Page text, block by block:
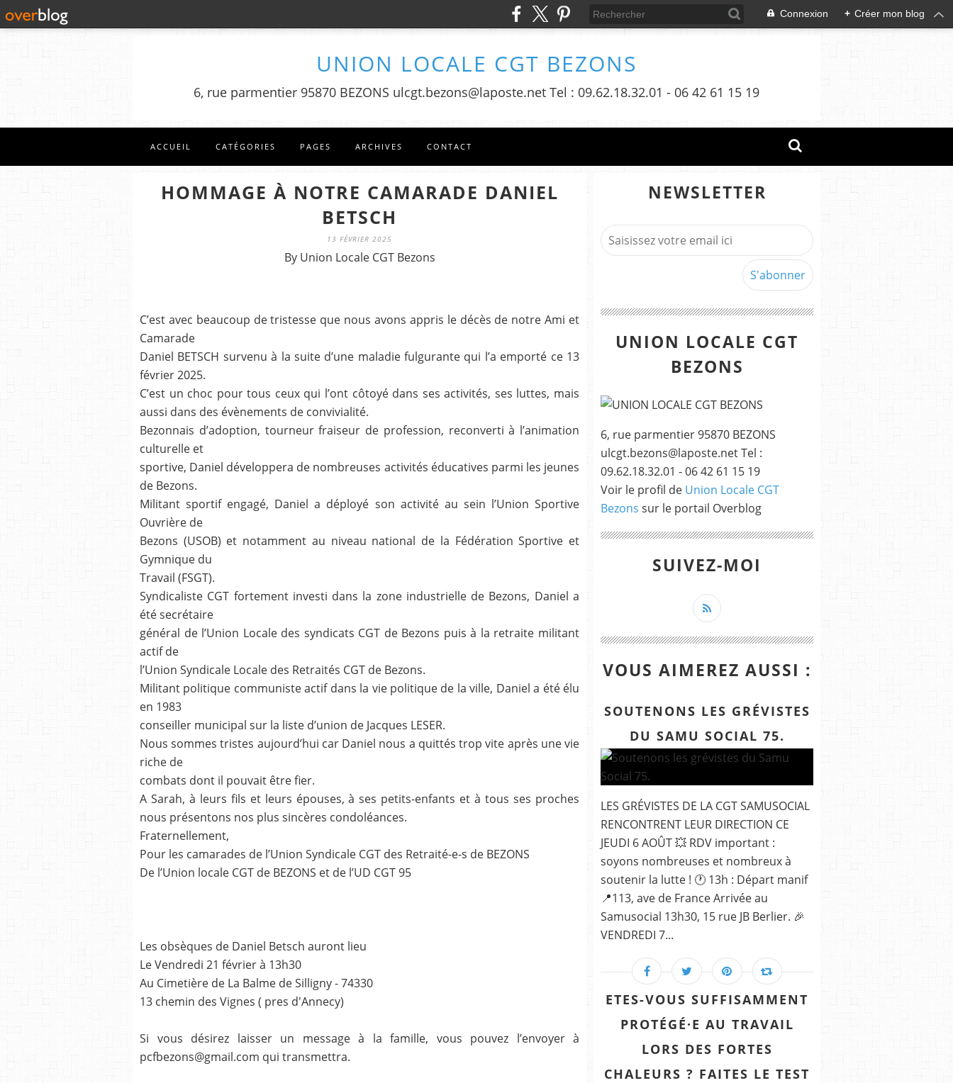
Connexion + Créer mon blog
UNION LOCALE CGT BEZONS
6, rue parmentier 95870 BEZONS ulcgt.bezons@laposte.net Tel : 09.62.18.32.01 - 06 42 61 15 19
ACCUEIL CATÉGORIES PAGES ARCHIVES CONTACT
HOMMAGE À NOTRE CAMARADE DANIEL
BETSCH
13 FÉVRIER 2025
By Union Locale CGT Bezons
C’est avec beaucoup de tristesse que nous avons appris le décès de notre Ami et
Camarade
Daniel BETSCH survenu à la suite d’une maladie fulgurante qui l’a emporté ce 13
février 2025.
C’est un choc pour tous ceux qui l’ont côtoyé dans ses activités, ses luttes, mais
aussi dans des évènements de convivialité.
Bezonnais d’adoption, tourneur fraiseur de profession, reconverti à l’animation
culturelle et
sportive, Daniel développera de nombreuses activités éducatives parmi les jeunes
de Bezons.
Militant sportif engagé, Daniel a déployé son activité au sein l’Union Sportive
Ouvrière de
Bezons (USOB) et notamment au niveau national de la Fédération Sportive et
Gymnique du
Travail (FSGT).
Syndicaliste CGT fortement investi dans la zone industrielle de Bezons, Daniel a
été secrétaire
général de l’Union Locale des syndicats CGT de Bezons puis à la retraite militant
actif de
l’Union Syndicale Locale des Retraités CGT de Bezons.
Militant politique communiste actif dans la vie politique de la ville, Daniel a été élu
en 1983
conseiller municipal sur la liste d’union de Jacques LESER.
Nous sommes tristes aujourd’hui car Daniel nous a quittés trop vite après une vie
riche de
combats dont il pouvait être fier.
A Sarah, à leurs fils et leurs épouses, à ses petits-enfants et à tous ses proches
nous présentons nos plus sincères condoléances.
Fraternellement,
Pour les camarades de l’Union Syndicale CGT des Retraité-e-s de BEZONS
De l’Union locale CGT de BEZONS et de l’UD CGT 95
Les obsèques de Daniel Betsch auront lieu
Le Vendredi 21 février à 13h30
Au Cimetière de La Balme de Silligny - 74330
13 chemin des Vignes ( pres d'Annecy)
Si vous désirez laisser un message à la famille, vous pouvez l’envoyer à
pcfbezons@gmail.com qui transmettra.
NEWSLETTER
UNION LOCALE CGT
BEZONS
6, rue parmentier 95870 BEZONS
ulcgt.bezons@laposte.net Tel :
09.62.18.32.01 - 06 42 61 15 19
Voir le profil de Union Locale CGT
Bezons sur le portail Overblog
SUIVEZ-MOI
VOUS AIMEREZ AUSSI :
SOUTENONS LES GRÉVISTES
DU SAMU SOCIAL 75.
LES GRÉVISTES DE LA CGT SAMUSOCIAL
RENCONTRENT LEUR DIRECTION CE
JEUDI 6 AOÛT 💥 RDV important :
soyons nombreuses et nombreux à
soutenir la lutte ! 🕐 13h : Départ manif
📍113, ave de France Arrivée au
Samusocial 13h30, 15 rue JB Berlier. 🎉
VENDREDI 7...
ETES-VOUS SUFFISAMMENT
PROTÉGÉ·E AU TRAVAIL
LORS DES FORTES
CHALEURS ? FAITES LE TEST